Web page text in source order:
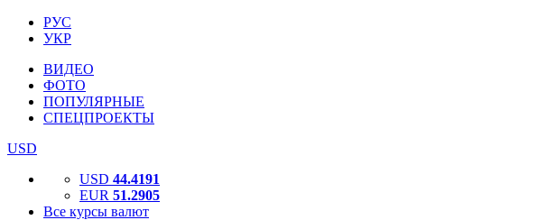
РУС
УКР
ВИДЕО
ФОТО
ПОПУЛЯРНЫЕ
СПЕЦПРОЕКТЫ
USD
USD 44.4191
EUR 51.2905
Все курсы валют